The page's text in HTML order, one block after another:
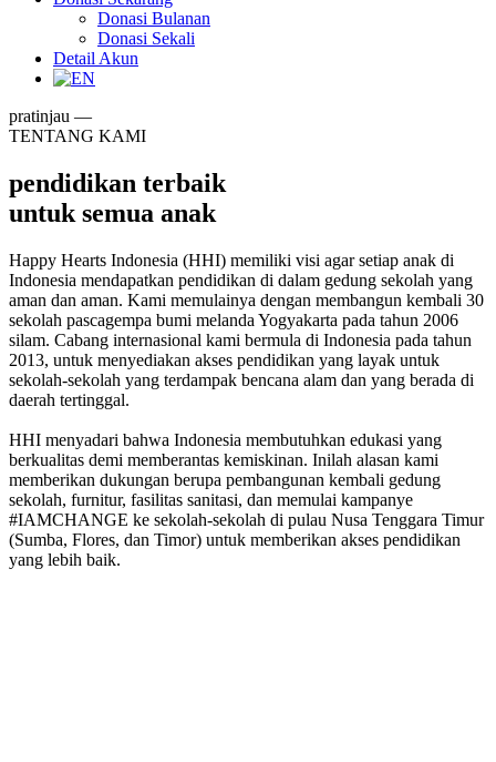
Donasi Bulanan
Donasi Sekali
Detail Akun
pratinjau —
TENTANG KAMI
pendidikan terbaik
untuk semua anak
Happy Hearts Indonesia (HHI) memiliki visi agar setiap anak di
Indonesia mendapatkan pendidikan di dalam gedung sekolah yang
aman dan aman. Kami memulainya dengan membangun kembali 30
sekolah pascagempa bumi melanda Yogyakarta pada tahun 2006
silam. Cabang internasional kami bermula di Indonesia pada tahun
2013, untuk menyediakan akses pendidikan yang layak untuk
sekolah-sekolah yang terdampak bencana alam dan yang berada di
daerah tertinggal.
HHI menyadari bahwa Indonesia membutuhkan edukasi yang
berkualitas demi memberantas kemiskinan. Inilah alasan kami
memberikan dukungan berupa pembangunan kembali gedung
sekolah, furnitur, fasilitas sanitasi, dan memulai kampanye
#IAMCHANGE ke sekolah-sekolah di pulau Nusa Tenggara Timur
(Sumba, Flores, dan Timor) untuk memberikan akses pendidikan
yang lebih baik.